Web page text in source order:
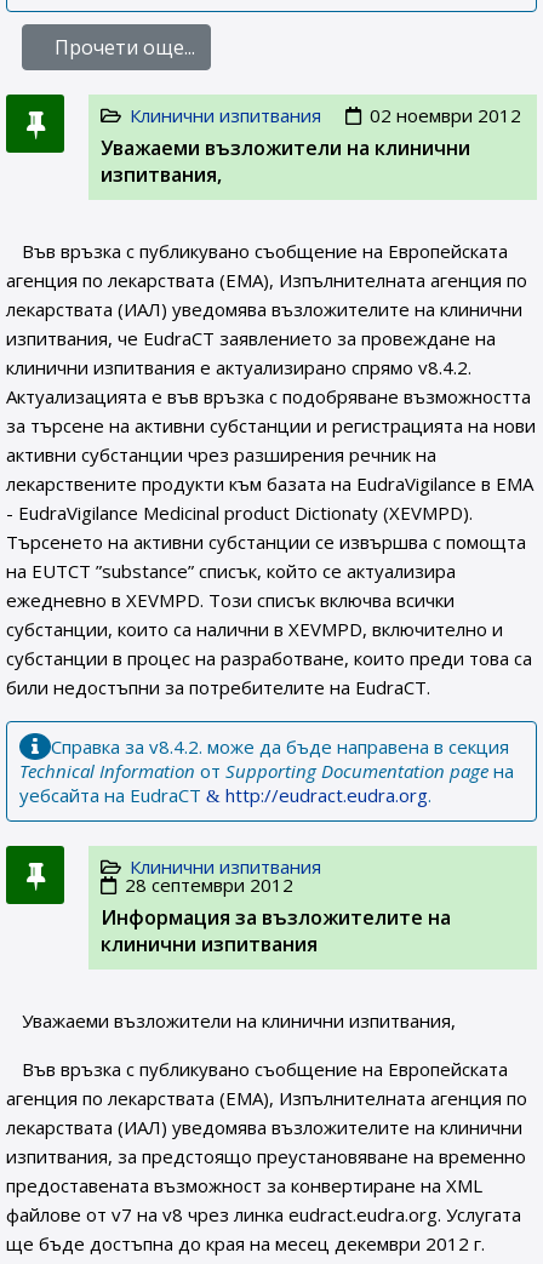
Прочети още...
Клинични изпитвания 02 ноември 2012
Уважаеми възложители на клинични
изпитвания,
Във връзка с публикувано съобщение на Европейската
агенция по лекарствата (ЕМА), Изпълнителната агенция по
лекарствата (ИАЛ) уведомява възложителите на клинични
изпитвания, че EudraCT заявлението за провеждане на
клинични изпитвания е актуализирано спрямо v8.4.2.
Актуализацията е във връзка с подобряване възможността
за търсене на активни субстанции и регистрацията на нови
активни субстанции чрез разширения речник на
лекарствените продукти към базата на EudraVigilancе в ЕМА
- EudraVigilance Medicinal product Dictionaty (XEVMPD).
Търсенето на активни субстанции се извършва с помощта
на EUTCT ”substance” списък, който се актуализира
ежедневно в XEVMPD. Този списък включва всички
субстанции, които са налични в XEVMPD, включително и
субстанции в процес на разработване, които преди това са
били недостъпни за потребителите на EudraCT.
Справка за v8.4.2. може да бъде направена в секция
Technical Information от Supporting Documentation page на
уебсайта на EudraCT
http://eudract.eudra.org.
Клинични изпитвания
28 септември 2012
Информация за възложителите на
клинични изпитвания
Уважаеми възложители на клинични изпитвания,
Във връзка с публикувано съобщение на Европейската
агенция по лекарствата (ЕМА), Изпълнителната агенция по
лекарствата (ИАЛ) уведомява възложителите на клинични
изпитвания, за предстоящо преустановяване на временно
предоставената възможност за конвертиране на XML
файлове от v7 на v8 чрез линка eudract.eudra.org. Услугата
ще бъде достъпна до края на месец декември 2012 г.